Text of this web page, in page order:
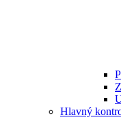
Hlavný